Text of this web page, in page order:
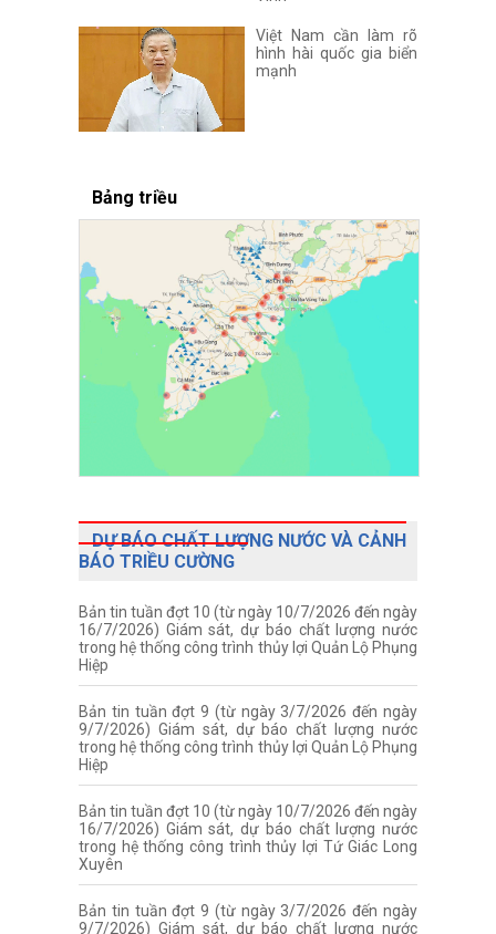
Việt Nam cần làm rõ
hình hài quốc gia biển
mạnh
Bảng triều
DỰ BÁO CHẤT LƯỢNG NƯỚC VÀ CẢNH
BÁO TRIỀU CƯỜNG
Bản tin tuần đợt 10 (từ ngày 10/7/2026 đến ngày
16/7/2026) Giám sát, dự báo chất lượng nước
trong hệ thống công trình thủy lợi Quản Lộ Phụng
Hiệp
Bản tin tuần đợt 9 (từ ngày 3/7/2026 đến ngày
9/7/2026) Giám sát, dự báo chất lượng nước
trong hệ thống công trình thủy lợi Quản Lộ Phụng
Hiệp
Bản tin tuần đợt 10 (từ ngày 10/7/2026 đến ngày
16/7/2026) Giám sát, dự báo chất lượng nước
trong hệ thống công trình thủy lợi Tứ Giác Long
Xuyên
Bản tin tuần đợt 9 (từ ngày 3/7/2026 đến ngày
9/7/2026) Giám sát, dự báo chất lượng nước